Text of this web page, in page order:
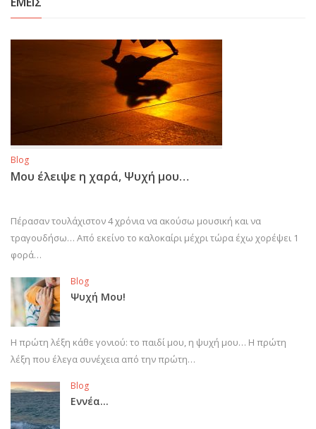
Blog
Μου έλειψε η χαρά, Ψυχή μου…
Πέρασαν τουλάχιστον 4 χρόνια να ακούσω μουσική και να
τραγουδήσω… Από εκείνο το καλοκαίρι μέχρι τώρα έχω χορέψει 1
φορά…
Blog
Ψυχή Μου!
Η πρώτη λέξη κάθε γονιού: το παιδί μου, η ψυχή μου… Η πρώτη
λέξη που έλεγα συνέχεια από την πρώτη…
Blog
Εννέα…